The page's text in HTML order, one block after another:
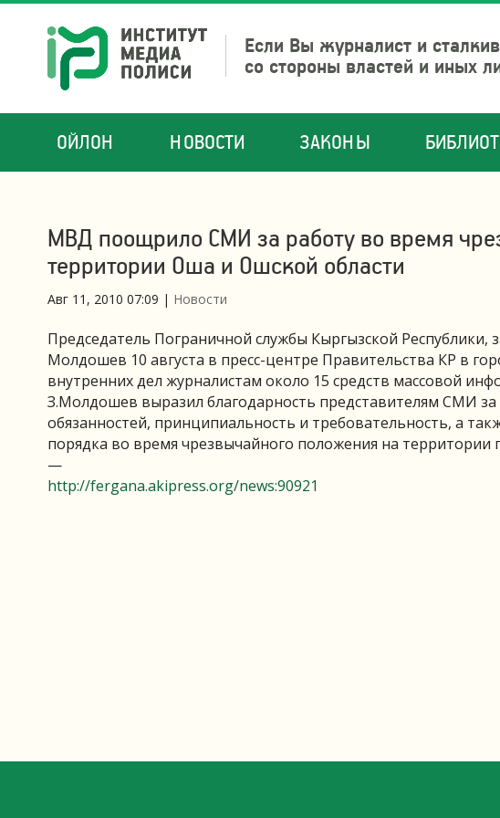
Если Вы журналист и
со стороны властей и
ОЙЛОН НОВОСТИ ЗАКОНЫ
МВД поощрило СМИ за работу во время
территории Оша и Ошской области
Авг 11, 2010 07:09 | Новости
Председатель Пограничной службы Кыргызской
Молдошев 10 августа в пресс-центре Правительства КР в
внутренних дел журналистам около 15 средств массовой
З.Молдошев выразил благодарность представителям СМИ за
обязанностей, принципиальность и требовательность, а
порядка во время чрезвычайного положения на
—
http://fergana.akipress.org/news:90921